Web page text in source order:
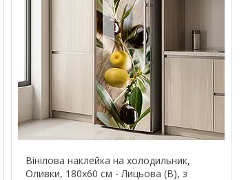
Вінілова наклейка на холодильник,
Оливки, 180х60 см - Лицьова (В), з